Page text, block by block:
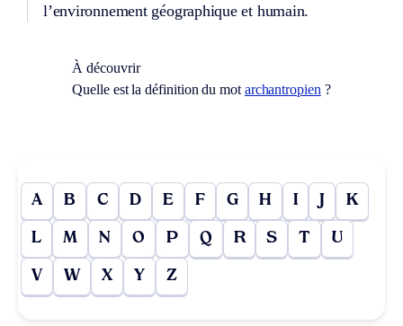
l’environnement géographique et humain.
À découvrir
Quelle est la définition du mot archantropien ?
A B C D E F G H I J K
L M N O P Q R S T U
V W X Y Z